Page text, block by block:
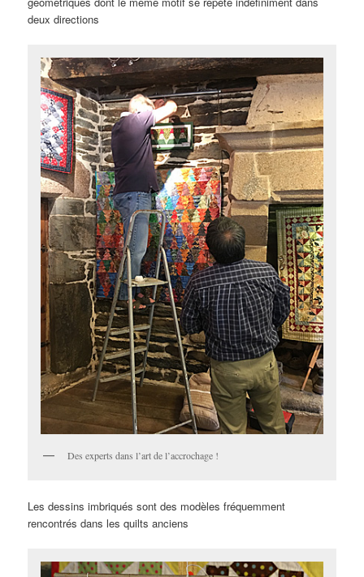
deux directions
Des experts dans l’art de l’accrochage !
Les dessins imbriqués sont des modèles fréquemment
rencontrés dans les quilts anciens